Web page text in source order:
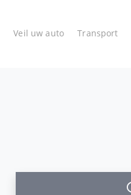
Veil uw auto Transport